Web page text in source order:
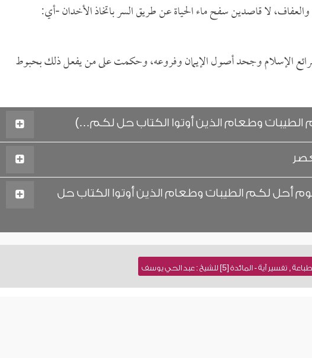
لا قاصدين سفح ماء الحياة عن طريق السر باتخاذ الأخدان -أي:
شرائع الإسلام وجحد أصول الإيمان وفروعه، وحكمت على من يفعل ذلك بحبوط
وطعام الذين أوتوا الكتاب حل لكم...)
أحل لكم الطيبات وطعام الذين أوتوا الكتاب حل
آية - المائدة [5] للشيخ : عبد الحي يوسف